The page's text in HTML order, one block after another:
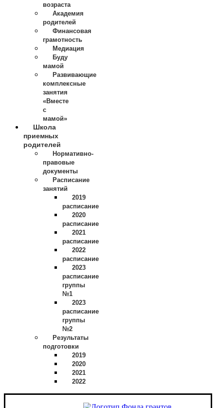
возраста
Академия
родителей
Финансовая
грамотность
Медиация
Буду
мамой
Развивающие
комплексные
занятия
«Вместе
с
мамой»
Школа
приемных
родителей
Нормативно-
правовые
документы
Расписание
занятий
2019
расписание
2020
расписание
2021
расписание
2022
расписание
2023
расписание
группы
№1
2023
расписание
группы
№2
Результаты
подготовки
2019
2020
2021
2022